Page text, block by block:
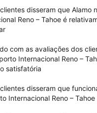
disseram que Alamo
Reno – Tahoe é
com as avaliações dos
Internacional Reno –
satisfatória
disseram que
Internacional Reno –